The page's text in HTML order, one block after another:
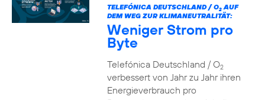
TELEFÓNICA DEUTSCHLAND / O2AUF
DEM WEG ZUR KLIMANEUTRALITÄT:
Weniger Strom pro
Byte
Telefónica Deutschland / O2
verbessert von Jahr zu Jahr ihren
Energieverbrauch pro